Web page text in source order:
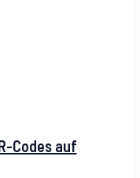
Codes auf